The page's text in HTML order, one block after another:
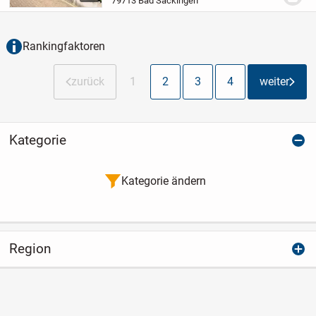
durch eine durchdachte
Rankingfaktoren
zurück 1 2 3 4 weiter
Kategorie
Kategorie ändern
Region